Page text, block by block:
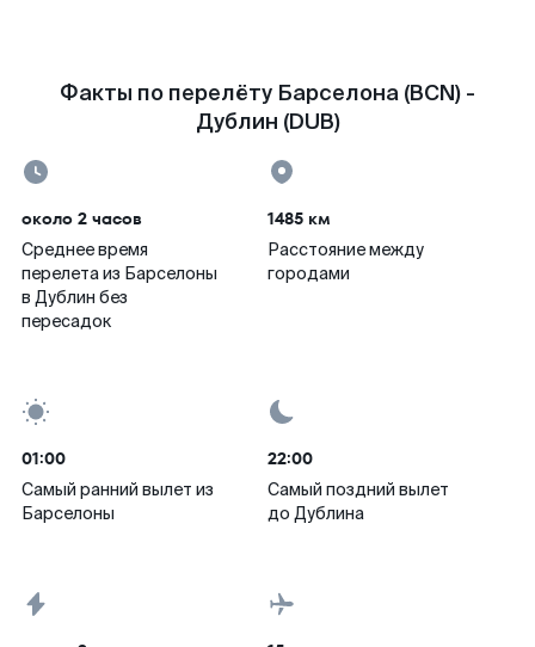
Факты по перелёту Барселона (BCN) -
Дублин (DUB)
около 2 часов
Среднее время
перелета из Барселоны
в Дублин без
пересадок
1485 км
Расстояние между
городами
01:00
Самый ранний вылет из
Барселоны
22:00
Самый поздний вылет
до Дублина